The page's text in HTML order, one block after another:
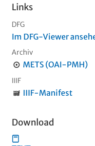
Links
DFG
Im DFG-Viewer
Archiv
METS (OAI-PMH)
IIIF
IIIF-Manifest
Download